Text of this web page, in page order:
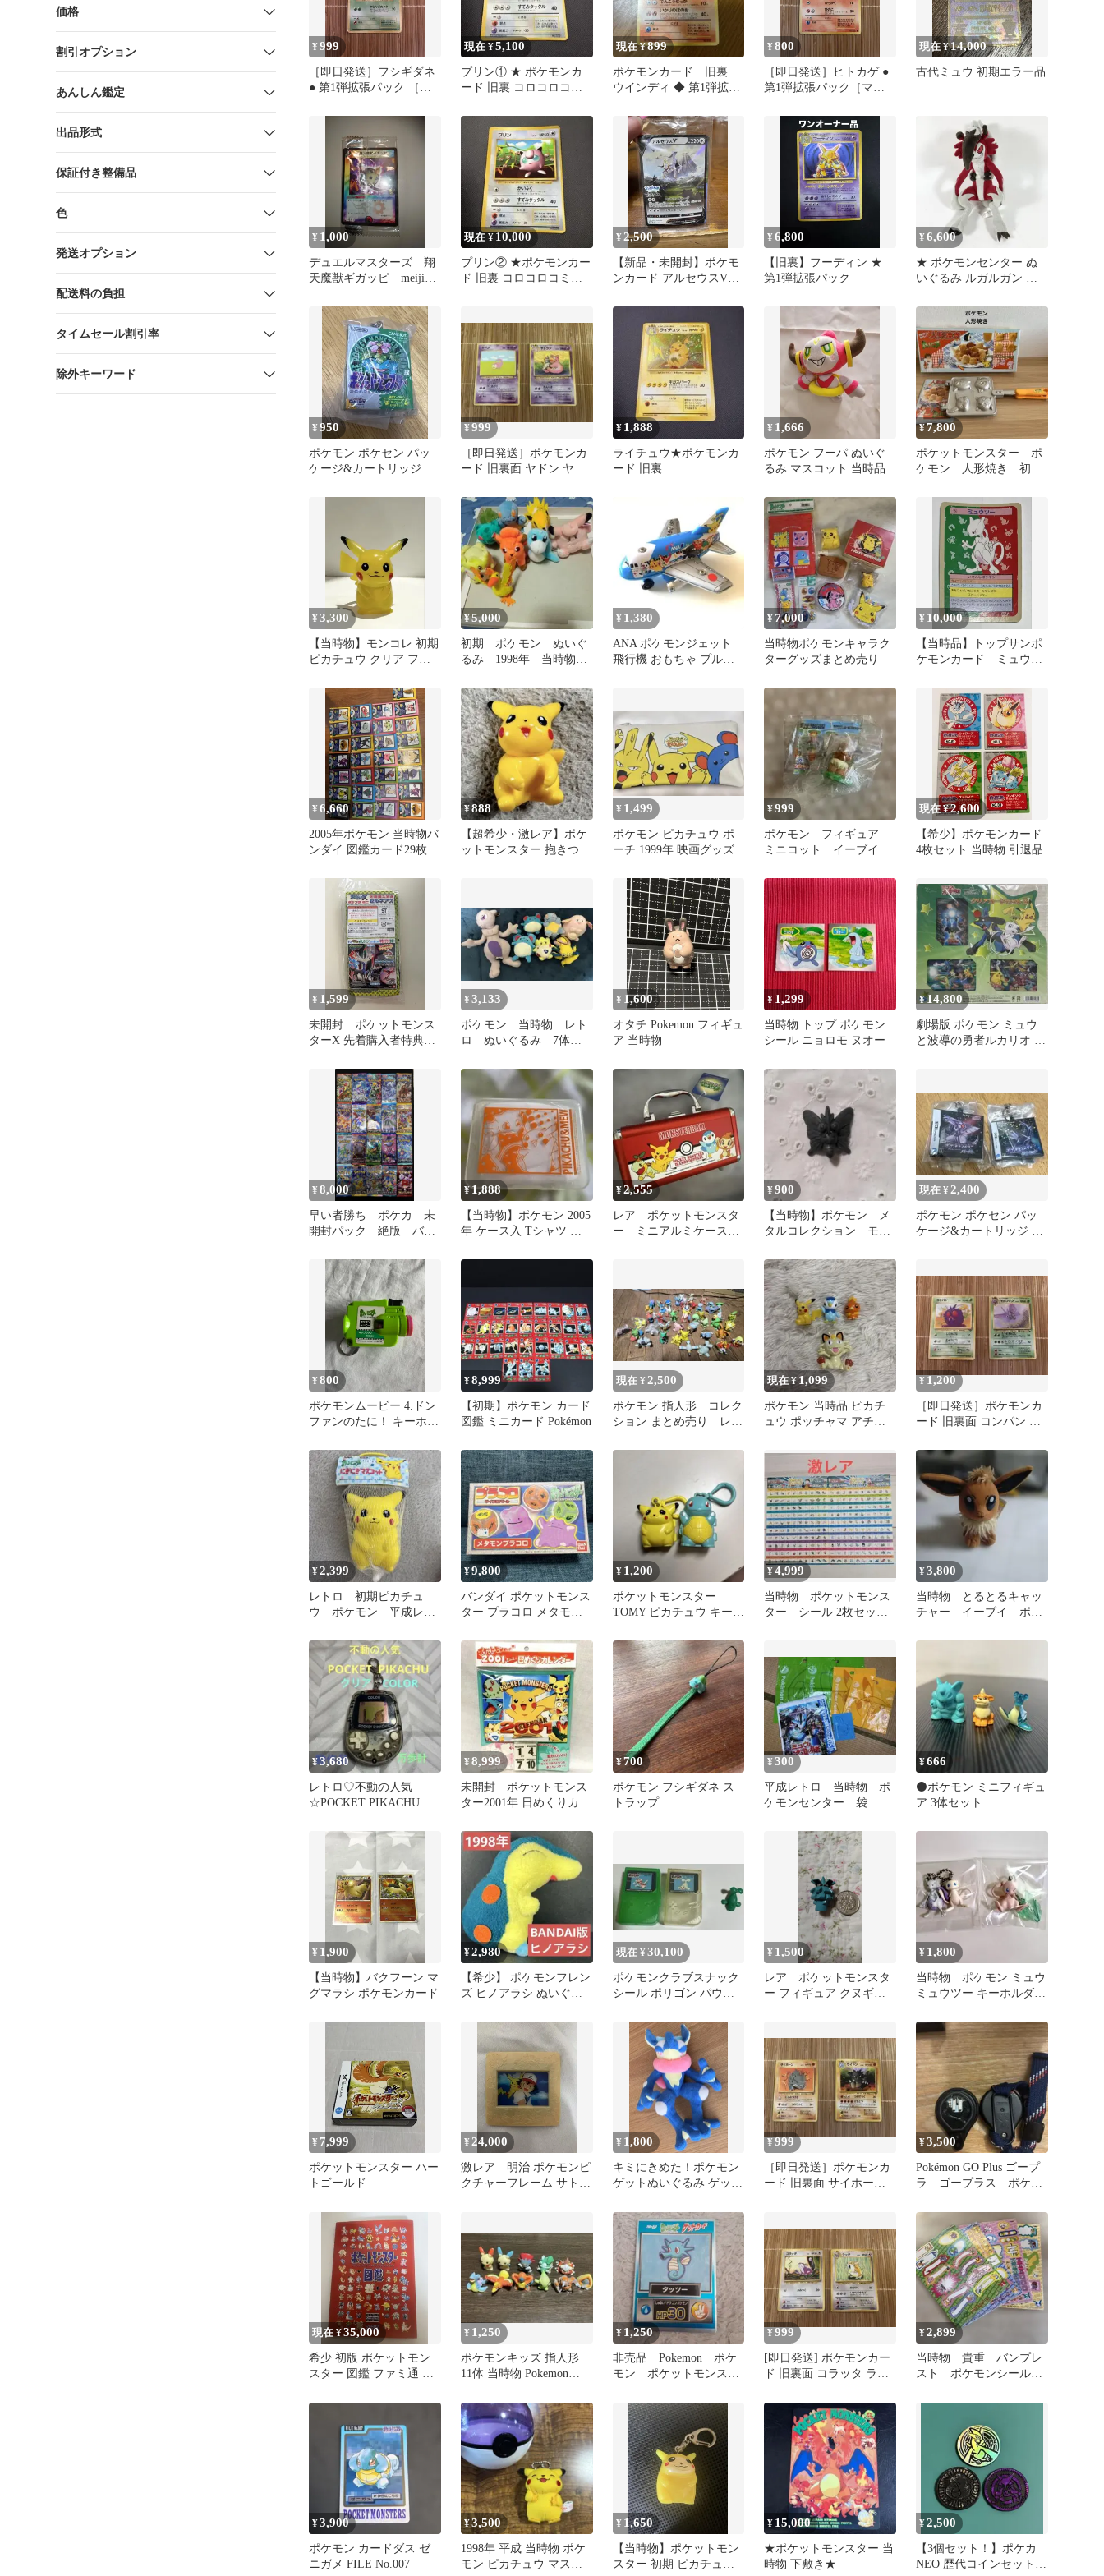
価格
割引オプション
あんしん鑑定
出品形式
保証付き整備品
色
発送オプション
配送料の負担
タイムセール割引率
除外キーワード
¥999
［即日発送］フシギダネ
● 第1弾拡張パック ［マ
現在 ¥5,100
プリン① ★ ポケモンカ
ード 旧裏 コロコロコミ
現在 ¥899
ポケモンカード 旧裏
ウインディ ◆ 第1弾拡張
¥800
［即日発送］ヒトカゲ ●
第1弾拡張パック［マー
現在 ¥14,000
古代ミュウ 初期エラー品
¥ 1,000
デュエルマスターズ 翔
天魔獣ギガッピ meiji
現在 ¥10,000
プリン② ★ポケモンカー
ド 旧裏 コロコロコミッ
¥ 2,500
【新品・未開封】ポケモ
ンカード アルセウスV
¥6,800
【旧裏】フーディン ★
第1弾拡張パック
¥6,600
★ ポケモンセンター ぬ
いぐるみ ルガルガン ま
モンスター サンムーン
ポケセン 限定 当時物 レ
ア 現状品
¥950
ポケモン ポケセン パッ
ケージ&カートリッジ キ
¥999
［即日発送］ポケモンカ
ード 旧裏面 ヤドン ヤド
あり］
¥ 1,888
ライチュウ★ポケモンカ
ード 旧裏
¥ 1,666
ポケモン フーパ ぬいぐ
るみ マスコット 当時品
¥7,800
ポケットモンスター ポ
ケモン 人形焼き 初
¥3,300
【当時物】モンコレ 初期
ピカチュウ クリア フィ
¥5,000
初期 ポケモン ぬいぐ
るみ 1998年 当時物
¥ 1,380
ANA ポケモンジェット
飛行機 おもちゃ プルバ
¥ 7,000
当時物ポケモンキャラク
ターグッズまとめ売り
¥ 10,000
【当時品】トップサンポ
ケモンカード ミュウツ
¥6,660
2005年ポケモン 当時物バ
ンダイ 図鑑カード29枚
¥888
【超希少・激レア】ポケ
ットモンスター 抱きつき
¥ 1,499
ポケモン ピカチュウ ポ
ーチ 1999年 映画グッズ
¥999
ポケモン フィギュア
ミニコット イーブイ
現在 ¥2,600
【希少】ポケモンカード
4枚セット 当時物 引退品
¥ 1,599
未開封 ポケットモンス
ターX 先着購入者特典
¥3,133
ポケモン 当時物 レト
ロ ぬいぐるみ 7体セ
¥ 1,600
オタチ Pokemon フィギュ
ア 当時物
¥ 1,299
当時物 トップ ポケモン
シール ニョロモ ヌオー
¥14,800
劇場版 ポケモン ミュウ
と波導の勇者ルカリオ ク
¥8,000
早い者勝ち ポケカ 未
開封パック 絶版 バラ
ョン品
¥1,888
【当時物】ポケモン 2005
年 ケース入 Tシャツ ピ
¥2,555
レア ポケットモンスタ
ー ミニアルミケース
¥900
【当時物】ポケモン メ
タルコレクション モル
Pokémon
現在 ¥ 2,400
ポケモン ポケセン パッ
ケージ&カートリッジ キ
¥800
ポケモンムービー 4.ドン
ファンのたに！ キーホル
¥8,999
【初期】ポケモン カード
図鑑 ミニカード Pokémon
現在 ¥ 2,500
ポケモン 指人形 コレク
ション まとめ売り レオ
現在 ¥1,099
ポケモン 当時品 ピカチ
ュウ ポッチャマ アチャ
ギュア
¥1,200
［即日発送］ポケモンカ
ード 旧裏面 コンパン モ
¥2,399
レトロ 初期ピカチュ
ウ ポケモン 平成レト
Nintendo
¥9,800
バンダイ ポケットモンス
ター プラコロ メタモン
¥ 1,200
ポケットモンスター
TOMY ピカチュウ キーホ
¥4,999
当時物 ポケットモンス
ター シール 2枚セッ
¥3,800
当時物 とるとるキャッ
チャー イーブイ ポケ
ぬいぐるみ
¥3,680
レトロ♡不動の人気
☆POCKET PIKACHU＊
作品
¥8,999
未開封 ポケットモンス
ター2001年 日めくりカレ
¥700
ポケモン フシギダネ ス
トラップ
¥300
平成レトロ 当時物 ポ
ケモンセンター 袋 ミ
オ 配布バッグ
¥666
⚫️ポケモン ミニフィギュ
ア 3体セット
¥ 1,900
【当時物】バクフーン マ
グマラシ ポケモンカード
¥2,980
【希少】 ポケモンフレン
ズ ヒノアラシ ぬいぐる
現在 ¥30,100
ポケモンクラブスナック
シール ポリゴン パウワ
¥ 1,500
レア ポケットモンスタ
ー フィギュア クヌギダ
¥ 1,800
当時物 ポケモン ミュウ
ミュウツー キーホルダー
¥ 7,999
ポケットモンスター ハー
トゴールド
¥24,000
激レア 明治 ポケモンピ
クチャーフレーム サトシ
¥ 1,800
キミにきめた！ポケモン
ゲットぬいぐるみ ゲッコ
ン
¥999
［即日発送］ポケモンカ
ード 旧裏面 サイホーン
¥3,500
Pokémon GO Plus ゴープ
ラ ゴープラス ポケモ
現在 ¥35,000
希少 初版 ポケットモン
スター 図鑑 ファミ通 ア
攻略本
¥ 1,250
ポケモンキッズ 指人形
11体 当時物 Pokemon
¥ 1,250
非売品 Pokemon ポケ
モン ポケットモンスタ
¥999
[即日発送] ポケモンカー
ド 旧裏面 コラッタ ラッ
り］
¥2,899
当時物 貴重 バンプレ
スト ポケモンシールシ
ウ ピカチュウ
¥3,900
ポケモン カードダス ゼ
ニガメ FILE No.007
¥3,500
1998年 平成 当時物 ポケ
モン ピカチュウ マスコ
¥ 1,650
【当時物】ポケットモン
スター 初期 ピカチュウ
¥ 15,000
★ポケットモンスター 当
時物 下敷き★
¥2,500
【3個セット！】ポケカ
NEO 歴代コインセット